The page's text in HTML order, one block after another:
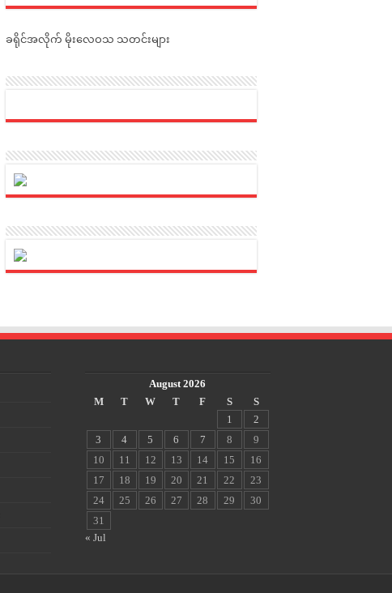
ခရိုင်အလိုက် မိုးလေဝသ သတင်းများ
August 2026
M
T W T F S
S
1
2
3
4 5 6 7 8
9
10
11 12 13 14 15
16
17
18 19 20 21 22
23
24
25 26 27 28 29
30
31
« Jul